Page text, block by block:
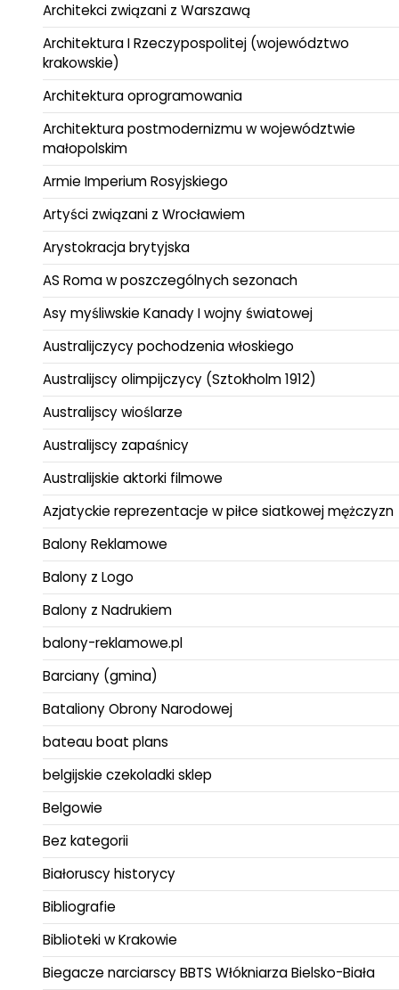
Architekci związani z Warszawą
Architektura I Rzeczypospolitej (województwo
krakowskie)
Architektura oprogramowania
Architektura postmodernizmu w województwie
małopolskim
Armie Imperium Rosyjskiego
Artyści związani z Wrocławiem
Arystokracja brytyjska
AS Roma w poszczególnych sezonach
Asy myśliwskie Kanady I wojny światowej
Australijczycy pochodzenia włoskiego
Australijscy olimpijczycy (Sztokholm 1912)
Australijscy wioślarze
Australijscy zapaśnicy
Australijskie aktorki filmowe
Azjatyckie reprezentacje w piłce siatkowej mężczyzn
Balony Reklamowe
Balony z Logo
Balony z Nadrukiem
balony-reklamowe.pl
Barciany (gmina)
Bataliony Obrony Narodowej
bateau boat plans
belgijskie czekoladki sklep
Belgowie
Bez kategorii
Białoruscy historycy
Bibliografie
Biblioteki w Krakowie
Biegacze narciarscy BBTS Włókniarza Bielsko-Biała